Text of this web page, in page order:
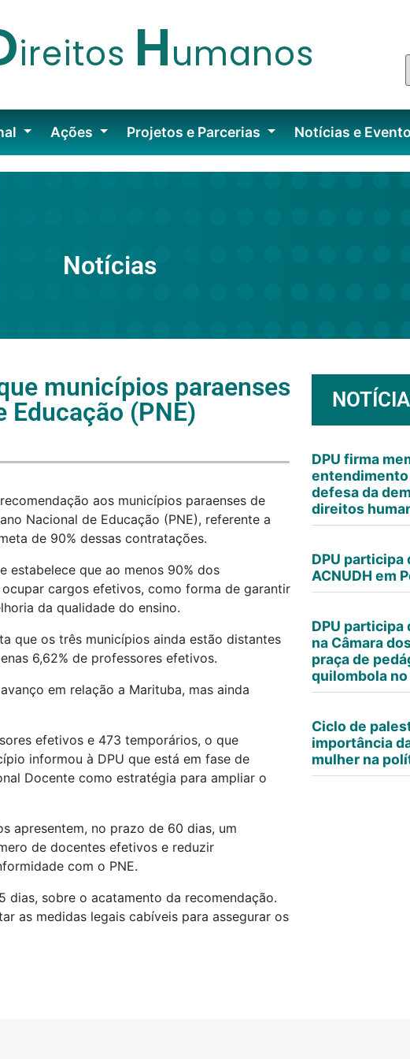
ireitos Humanos
Ações Projetos e Parcerias Notícias e
Notícias
municípios paraenses
(PNE)
aos municípios paraenses de
Nacional de Educação (PNE), referente a
de 90% dessas contratações.
estabelece que ao menos 90% dos
cargos efetivos, como forma de garantir
da qualidade do ensino.
que os três municípios ainda estão distantes
6,62% de professores efetivos.
em relação a Marituba, mas ainda
efetivos e 473 temporários, o que
informou à DPU que está em fase de
Docente como estratégia para ampliar o
apresentem, no prazo de 60 dias, um
de docentes efetivos e reduzir
com o PNE.
dias, sobre o acatamento da recomendação.
as medidas legais cabíveis para assegurar os
DPU firma
defesa da
direitos
DPU participa
ACNUDH em
DPU participa
na Câmara
praça de
quilombola no
Ciclo de
importância
mulher na